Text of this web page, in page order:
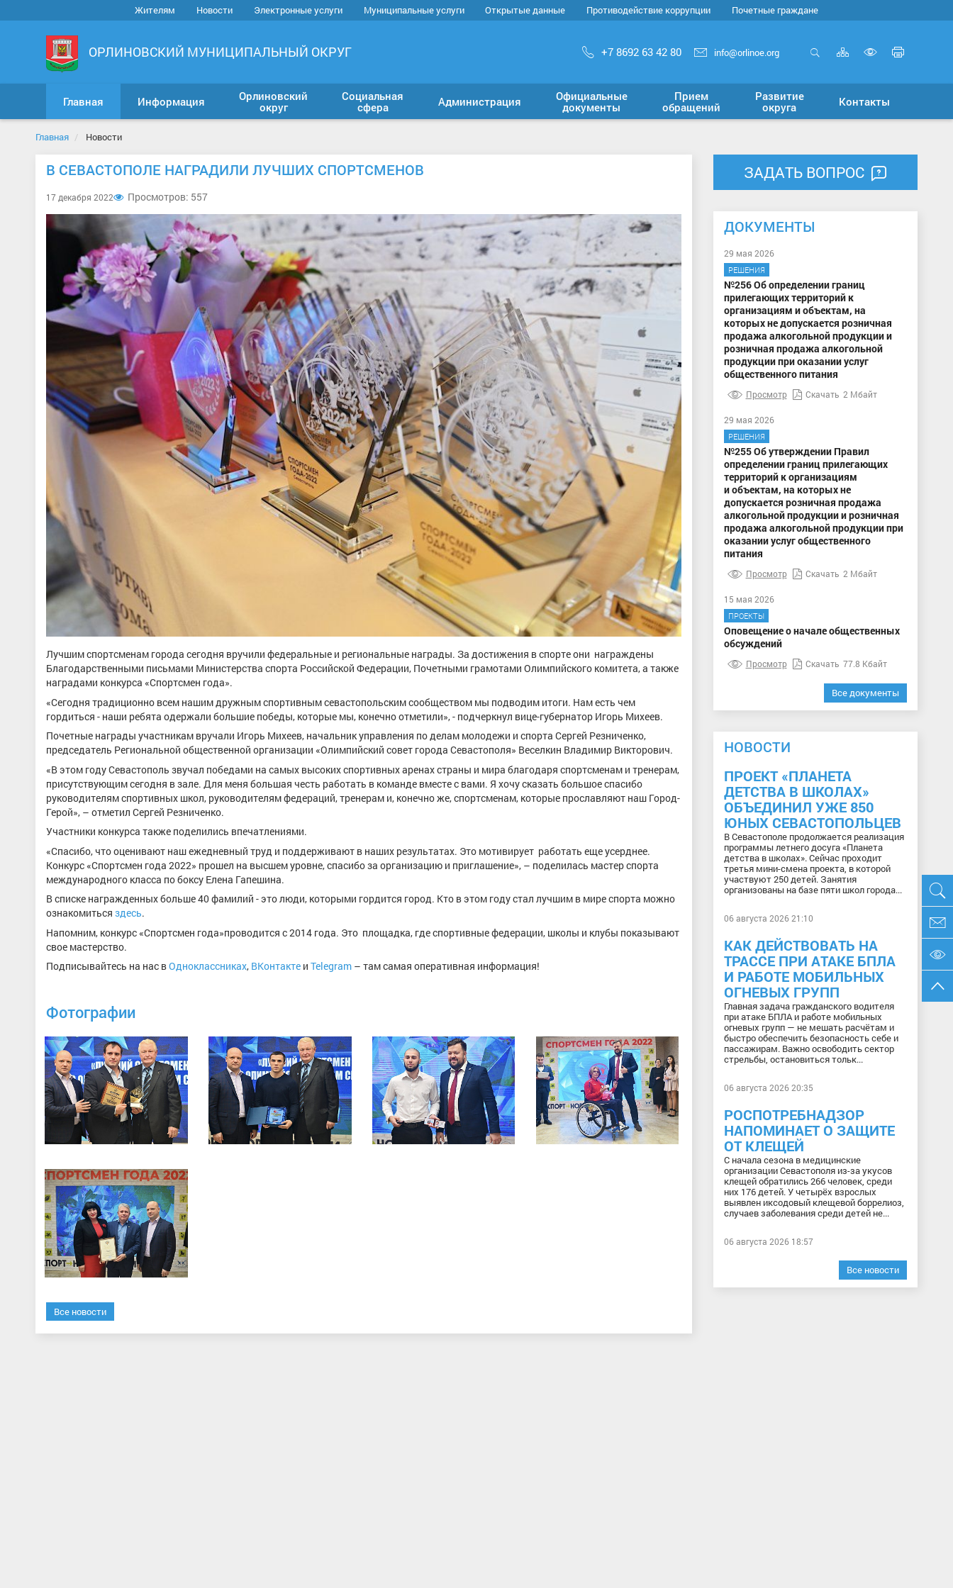
Жителям Новости Электронные услуги Муниципальные услуги Открытые данные Противодействие коррупции Почетные граждане
ОРЛИНОВСКИЙ МУНИЦИПАЛЬНЫЙ ОКРУГ +7 8692 63 42 80 info@orlinoe.org Карта
сайта
версию
для
Главная Информация
Орлиновский
округ
Социальная
сфера
Администрация
Официальные
документы
Прием
обращений
Развитие
округа
Контакты
Главная Новости
В СЕВАСТОПОЛЕ НАГРАДИЛИ ЛУЧШИХ СПОРТСМЕНОВ
17 декабря 2022 Просмотров: 557
Лучшим спортсменам города сегодня вручили федеральные и региональные награды. За достижения в спорте они награждены
Благодарственными письмами Министерства спорта Российской Федерации, Почетными грамотами Олимпийского комитета, а также
наградами конкурса «Спортсмен года».
«Сегодня традиционно всем нашим дружным спортивным севастопольским сообществом мы подводим итоги. Нам есть чем
гордиться - наши ребята одержали большие победы, которые мы, конечно отметили», - подчеркнул вице-губернатор Игорь Михеев.
Почетные награды участникам вручали Игорь Михеев, начальник управления по делам молодежи и спорта Сергей Резниченко,
председатель Региональной общественной организации «Олимпийский совет города Севастополя» Веселкин Владимир Викторович.
«В этом году Севастополь звучал победами на самых высоких спортивных аренах страны и мира благодаря спортсменам и тренерам,
присутствующим сегодня в зале. Для меня большая честь работать в команде вместе с вами. Я хочу сказать большое спасибо
руководителям спортивных школ, руководителям федераций, тренерам и, конечно же, спортсменам, которые прославляют наш Город-
Герой», – отметил Сергей Резниченко.
Участники конкурса также поделились впечатлениями.
«Спасибо, что оценивают наш ежедневный труд и поддерживают в наших результатах. Это мотивирует работать еще усерднее.
Конкурс «Спортсмен года 2022» прошел на высшем уровне, спасибо за организацию и приглашение», – поделилась мастер спорта
международного класса по боксу Елена Гапешина.
В списке награжденных больше 40 фамилий - это люди, которыми гордится город. Кто в этом году стал лучшим в мире спорта можно
ознакомиться здесь.
Напомним, конкурс «Спортсмен года»проводится с 2014 года. Это площадка, где спортивные федерации, школы и клубы показывают
свое мастерство.
Подписывайтесь на нас вОдноклассниках, ВКонтакте и Telegram – там самая оперативная информация!
Фотографии
Все новости
ЗАДАТЬ ВОПРОС
ДОКУМЕНТЫ
29 мая 2026
РЕШЕНИЯ
№256 Об определении границ
прилегающих территорий к
организациям и объектам, на
которых не допускается розничная
продажа алкогольной продукции и
розничная продажа алкогольной
продукции при оказании услуг
общественного питания
Просмотр Скачать 2 Мбайт
29 мая 2026
РЕШЕНИЯ
№255 Об утверждении Правил
определении границ прилегающих
территорий к организациям
и объектам, на которых не
допускается розничная продажа
алкогольной продукции и розничная
продажа алкогольной продукции при
оказании услуг общественного
питания
Просмотр Скачать 2 Мбайт
15 мая 2026
ПРОЕКТЫ
Оповещение о начале общественных
обсуждений
Просмотр Скачать 77.8 Кбайт
Все документы
НОВОСТИ
ПРОЕКТ «ПЛАНЕТА
ДЕТСТВА В ШКОЛАХ»
ОБЪЕДИНИЛ УЖЕ 850
ЮНЫХ СЕВАСТОПОЛЬЦЕВ
В Севастополе продолжается реализация
программы летнего досуга «Планета
детства в школах». Сейчас проходит
третья мини-смена проекта, в которой
участвуют 250 детей. Занятия
организованы на базе пяти школ города...
06 августа 2026 21:10
КАК ДЕЙСТВОВАТЬ НА
ТРАССЕ ПРИ АТАКЕ БПЛА
И РАБОТЕ МОБИЛЬНЫХ
ОГНЕВЫХ ГРУПП
Главная задача гражданского водителя
при атаке БПЛА и работе мобильных
огневых групп — не мешать расчётам и
быстро обеспечить безопасность себе и
пассажирам. Важно освободить сектор
стрельбы, остановиться тольк...
06 августа 2026 20:35
РОСПОТРЕБНАДЗОР
НАПОМИНАЕТ О ЗАЩИТЕ
ОТ КЛЕЩЕЙ
С начала сезона в медицинские
организации Севастополя из-за укусов
клещей обратились 266 человек, среди
них 176 детей. У четырёх взрослых
выявлен иксодовый клещевой боррелиоз,
случаев заболевания среди детей не...
06 августа 2026 18:57
Все новости